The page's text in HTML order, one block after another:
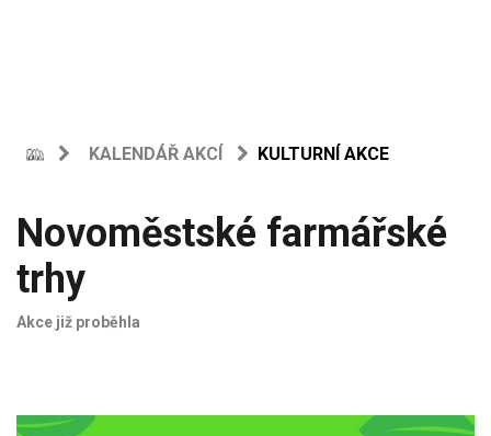
KALENDÁŘ AKCÍ KULTURNÍ AKCE
Novoměstské farmářské
trhy
Akce již proběhla